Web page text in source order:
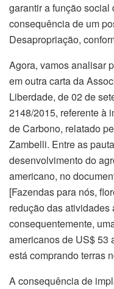
garantir a função
consequência de um
Desapropriação,
Agora, vamos analisar
em outra carta da
Liberdade, de 02 de
2148/2015, referente à
de Carbono, relatado
Zambelli. Entre as
desenvolvimento do
americano, no
[Fazendas para nós,
redução das
consequentemente,
americanos de US$ 53
está comprando terras
A consequência de